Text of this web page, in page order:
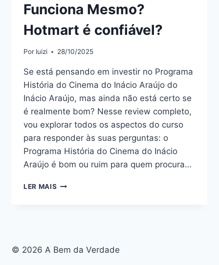
Funciona Mesmo?
Hotmart é confiável?
Por luizi 28/10/2025
Se está pensando em investir no Programa
História do Cinema do Inácio Araújo do
Inácio Araújo, mas ainda não está certo se
é realmente bom? Nesse review completo,
vou explorar todos os aspectos do curso
para responder às suas perguntas: o
Programa História do Cinema do Inácio
Araújo é bom ou ruim para quem procura…
LER MAIS PROGRAMA
ARAÚJO:
© 2026 A Bem da Verdade